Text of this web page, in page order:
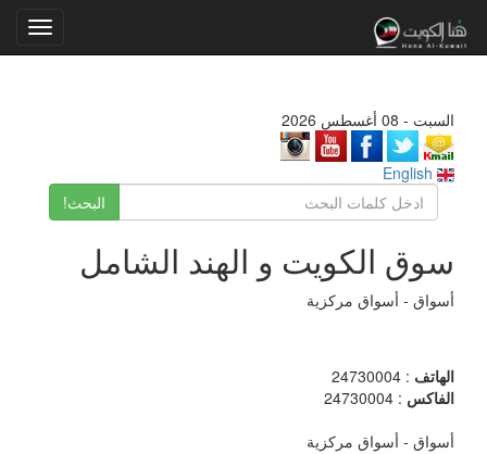
السبت - 08 أغسطس 2026
البحث!
سوق الكويت و الهند الشامل
أسواق - أسواق مركزية
الهاتف : 24730004
الفاكس : 24730004
أسواق - أسواق مركزية